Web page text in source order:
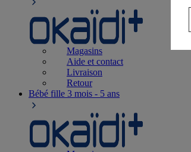
Magasins
Aide et contact
Livraison
Retour
Bébé fille 3 mois - 5 ans